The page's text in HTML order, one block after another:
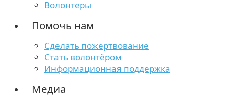
Волонтеры
Помочь нам
Сделать пожертвование
Стать волонтёром
Информационная поддержка
Медиа